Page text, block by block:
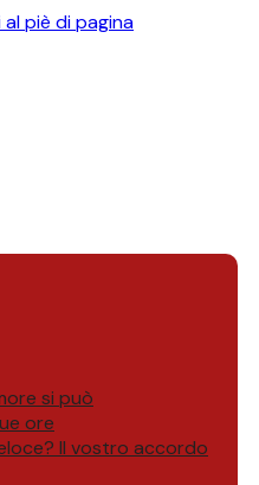
al piè di pagina
si può
ore
Il vostro accordo